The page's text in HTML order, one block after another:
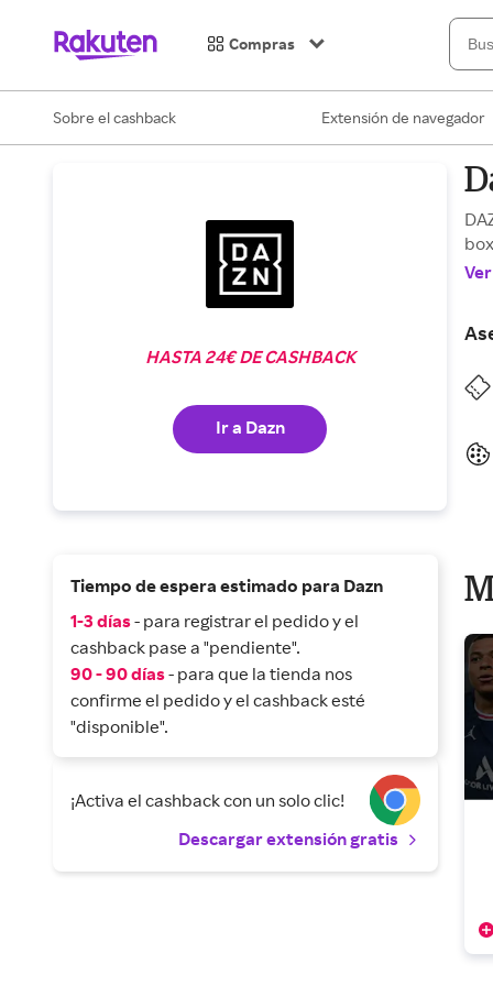
Compras
Sobre el cashback Extensión de navegador
HASTA 24€ DE CASHBACK
Ir a Dazn
Tiempo de espera estimado para Dazn
1-3 días- para registrar el pedido y el
cashback pase a "pendiente".
90 - 90 días- para que la tienda nos
confirme el pedido y el cashback esté
"disponible".
¡Activa el cashback con un solo clic!
Descargar extensión gratis